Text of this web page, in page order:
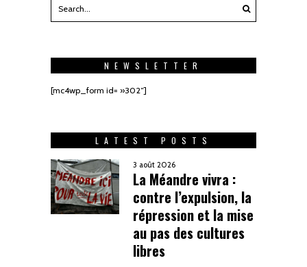
NEWSLETTER
[mc4wp_form id= »302″]
LATEST POSTS
3 août 2026
La Méandre vivra :
contre l’expulsion, la
répression et la mise
au pas des cultures
libres